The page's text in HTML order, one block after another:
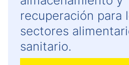
recuperación para
sectores
sanitario.